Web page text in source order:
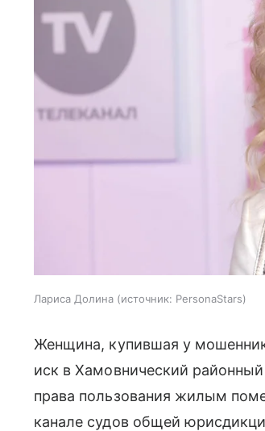
Лариса Долина источник: PersonaStars
Женщина, купившая у
иск в Хамовнический
права пользования жилым
канале судов общей